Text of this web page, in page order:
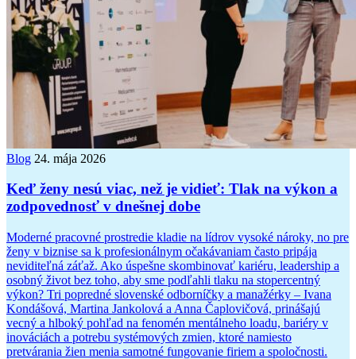
Blog 24. mája 2026
Keď ženy nesú viac, než je vidieť: Tlak na výkon a
zodpovednosť v dnešnej dobe
Moderné pracovné prostredie kladie na lídrov vysoké nároky, no pre
ženy v biznise sa k profesionálnym očakávaniam často pripája
neviditeľná záťaž. Ako úspešne skombinovať kariéru, leadership a
osobný život bez toho, aby sme podľahli tlaku na stopercentný
výkon? Tri popredné slovenské odborníčky a manažérky – Ivana
Kondášová, Martina Jankolová a Anna Čaplovičová, prinášajú
vecný a hlboký pohľad na fenomén mentálneho loadu, bariéry v
inováciách a potrebu systémových zmien, ktoré namiesto
pretvárania žien menia samotné fungovanie firiem a spoločnosti.